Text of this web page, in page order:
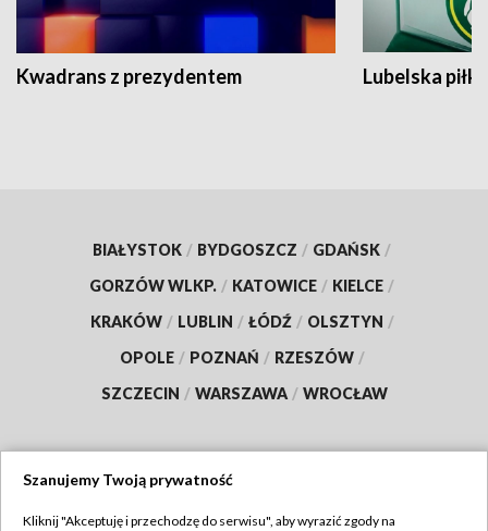
Kwadrans z prezydentem Lubelska piłka
BIAŁYSTOK / BYDGOSZCZ / GDAŃSK /
GORZÓW WLKP. / KATOWICE / KIELCE /
KRAKÓW / LUBLIN / ŁÓDŹ / OLSZTYN /
OPOLE / POZNAŃ / RZESZÓW /
SZCZECIN / WARSZAWA / WROCŁAW
Szanujemy Twoją prywatność
Kliknij "Akceptuję i przechodzę do serwisu", aby wyrazić zgody na